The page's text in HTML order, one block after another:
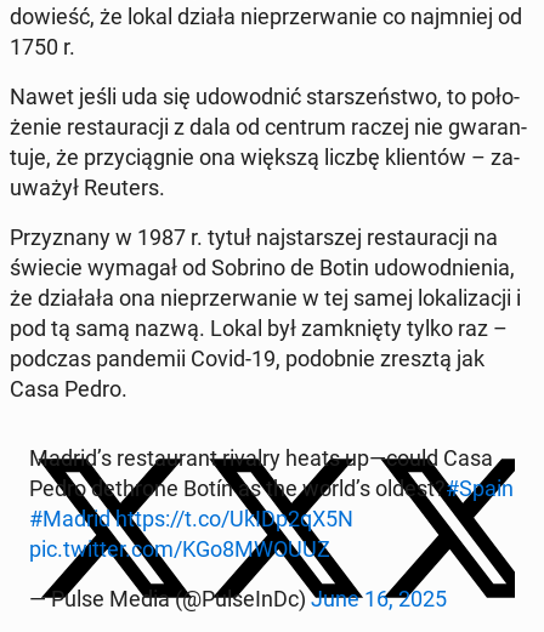
dowieść, że lokal działa nie­prze­rwa­nie co naj­mniej od
1750 r.
Nawet jeśli uda się udo­wod­nić star­szeń­stwo, to po­ło­
że­nie re­stau­ra­cji z dala od centrum raczej nie gwa­ran­
tu­je, że przy­cią­gnie ona większą liczbę klien­tów – za­
uwa­żył Reuters.
Przy­zna­ny w 1987 r. tytuł naj­star­szej re­stau­ra­cji na
świecie wymagał od Sobrino de Botin udo­wod­nie­nia,
że dzia­ła­ła ona nie­prze­rwa­nie w tej samej lo­ka­li­za­cji i
pod tą samą nazwą. Lokal był za­mknię­ty tylko raz –
podczas pan­de­mii Covid-19, po­dob­nie zresztą jak
Casa Pedro.
Madrid’s re­stau­rant rivalry heats up—could Casa
Pedro de­th­ro­ne Botín as the world’s oldest?#Spain
#Madridhttps://t.co/UkIDp2qX5N
pic.twitter.com/KGo8MWOUUZ
— Pulse Media (@Pul­se­InDc)June 16, 2025